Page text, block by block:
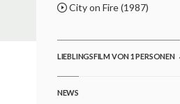
City on Fire (1987)
LIEBLINGSFILM VON 1 PERSONEN
NEWS